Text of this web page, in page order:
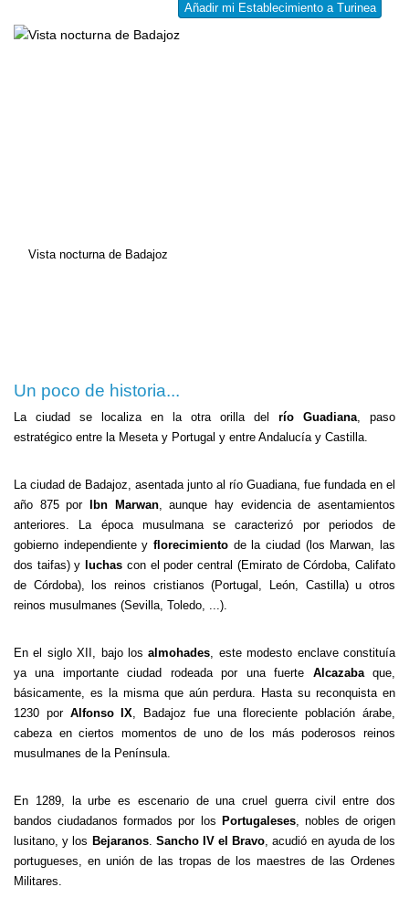
Añadir mi Establecimiento a Turinea
Vista nocturna de Badajoz
Un poco de historia...
La ciudad se localiza en la otra orilla del río Guadiana, paso
estratégico entre la Meseta y Portugal y entre Andalucía y Castilla.
La ciudad de Badajoz, asentada junto al río Guadiana, fue fundada en el
año 875 por
Ibn Marwan, aunque hay evidencia de asentamientos
anteriores. La época musulmana se caracterizó por periodos de
gobierno independiente y florecimiento de la ciudad (los Marwan, las
dos taifas) y luchas con el poder central (Emirato de Córdoba, Califato
de Córdoba), los reinos cristianos (Portugal, León, Castilla) u otros
reinos musulmanes (Sevilla, Toledo, ...).
En el siglo XII, bajo losalmohades, este modesto enclave constituía
ya una importante ciudad rodeada por una fuerte Alcazabaque,
básicamente, es la misma que aún perdura. Hasta su reconquista en
1230 por Alfonso IX, Badajoz fue una floreciente población árabe,
cabeza en ciertos momentos de uno de los más poderosos reinos
musulmanes de la Península.
En 1289, la urbe es escenario de una cruel guerra civil entre dos
bandos ciudadanos formados por los Portugaleses, nobles de origen
lusitano, y los Bejaranos. Sancho IV el Bravo, acudió en ayuda de los
portugueses, en unión de las tropas de los maestres de las Ordenes
Militares.